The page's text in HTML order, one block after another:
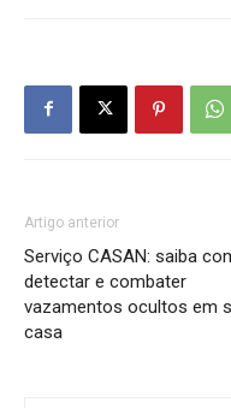
Artigo anterior
Serviço CASAN: saiba
detectar e combater
vazamentos ocultos em
casa